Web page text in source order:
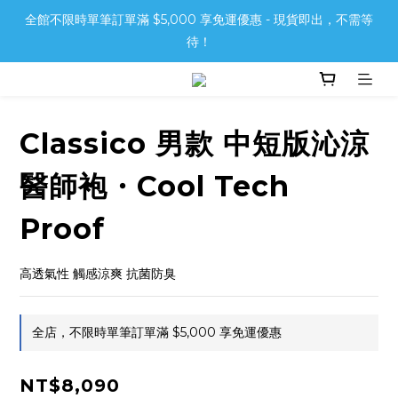
全館不限時單筆訂單滿 $5,000 享免運優惠 - 現貨即出，不需等
待！
Classico 男款 中短版沁涼
醫師袍・Cool Tech
Proof
高透氣性 觸感涼爽 抗菌防臭
全店，不限時單筆訂單滿 $5,000 享免運優惠
NT$8,090